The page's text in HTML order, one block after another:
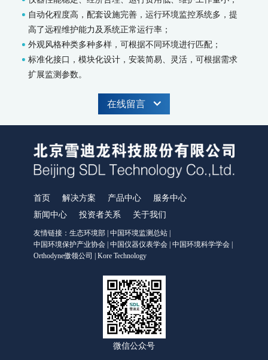
T1320-气体滤波相关红外吸收法二氧化碳分析仪
碳计量数据管理系统
MODEL 2051-数字可信认证终端
MODEL 2052-碳排放计量数据管理终端
KYS-2000-CCER项目碳计量专用智能数据管理系统
CCER碳减排量核算系统
MODEL 6000Ex-防爆工业气相色谱仪 MODEL 6000-色谱分析仪
MODEL 1080系列气体分析仪
MODEL 1080-红外分析仪
MODEL 1080-UV-紫外分析仪
MODEL 1080-PO-磁氧分析仪
MODEL 1080-TCH-热导分析仪
MODEL 4030系列激光分析仪
MODEL 4030Ex-激光气体分析仪
ORTHODYNE色谱分析仪
TCD-500-热导检测器色谱仪
DID/AR系列-氩离子化色谱仪-ppm
FID系列-火焰离子化+甲烷转换器色谱仪-ppb-ppm
FID系列-ORTHOPure HDID-ppt-ppb-ppm
ORTHODYNE气体分析仪
OPM8000-磁氧分析仪
TCD8000-热导分析仪
THC8000-总碳氢分析仪
自动化程度高，配套设施完善，运行环境监控系统多，提
高了远程维护能力及系统正常运行率；
外观风格种类多种多样，可根据不同环境进行匹配；
标准化接口，模块化设计，安装简易、灵活，可根据需求
扩展监测参数。
在线留言
首页 解决方案 产品中心
服务中心
新闻中心
投资者关系 关于我们
友情链接： 生态环境部 中国环境监测总站
中国环境保护产业协会 中国仪器仪表学会 中国环境科学学会
Orthodyne傲领公司
Kore Technology
微信公众号